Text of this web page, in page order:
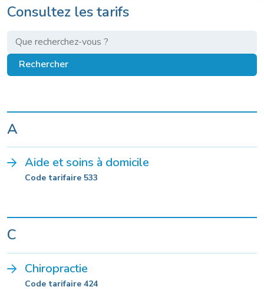
Consultez les tarifs
Rechercher
A
Aide et soins à domicile
Code tarifaire 533
C
Chiropractie
Code tarifaire 424